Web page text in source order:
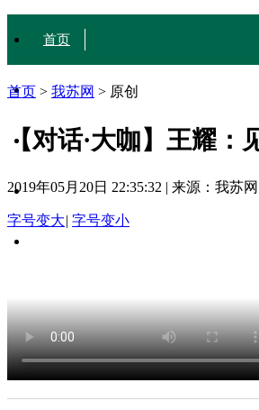
首页
城·事
人·文
行·色
首页 > 我苏网 > 原创
【对话·大咖】王耀
2019年05月20日 22:35:32 | 来源：我苏网
字号变大| 字号变小